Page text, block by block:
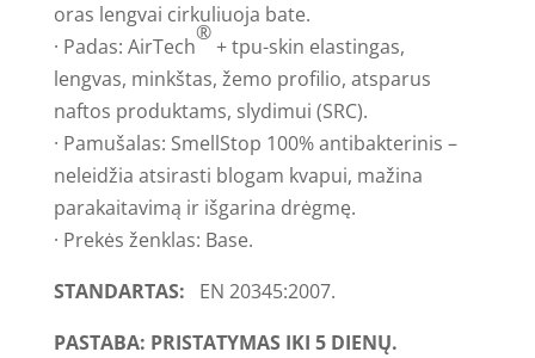
oras lengvai cirkuliuoja bate.
· Padas: AirTech
®
+ tpu-skin elastingas,
lengvas, minkštas, žemo profilio, atsparus
naftos produktams, slydimui (SRC).
· Pamušalas: SmellStop 100% antibakterinis –
neleidžia atsirasti blogam kvapui, mažina
parakaitavimą ir išgarina drėgmę.
· Prekės ženklas: Base.
STANDARTAS: EN 20345:2007.
PASTABA: PRISTATYMAS IKI 5 DIENŲ.